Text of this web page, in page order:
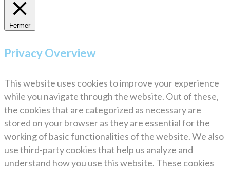
Fermer
Privacy Overview
This website uses cookies to improve your experience
while you navigate through the website. Out of these,
the cookies that are categorized as necessary are
stored on your browser as they are essential for the
working of basic functionalities of the website. We also
use third-party cookies that help us analyze and
understand how you use this website. These cookies